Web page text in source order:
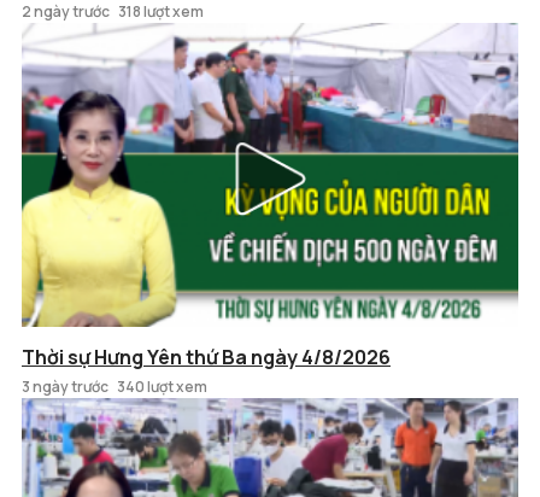
2 ngày trước 318 lượt xem
Thời sự Hưng Yên thứ Ba ngày 4/8/2026
3 ngày trước 340 lượt xem